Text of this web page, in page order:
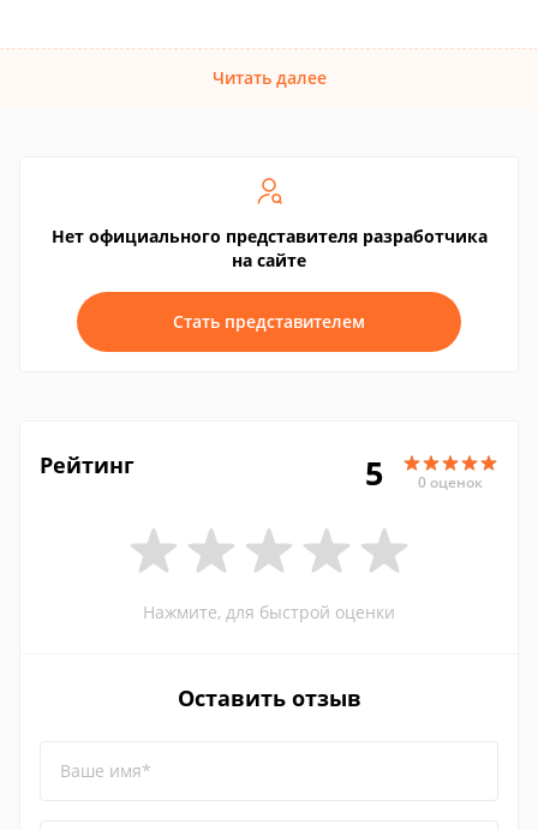
Читать далее
Нет официального представителя разработчика
на сайте
Стать представителем
Рейтинг 5 0 оценок
Нажмите, для быстрой оценки
Оставить отзыв
Ваше имя*